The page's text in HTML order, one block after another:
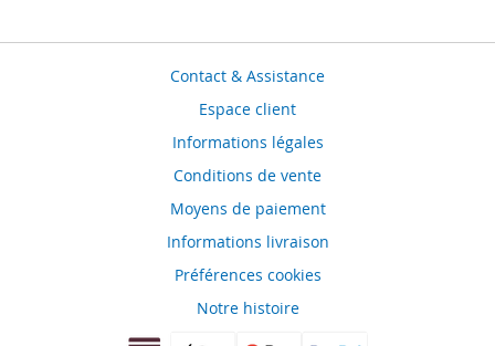
Contact & Assistance
Espace client
Informations légales
Conditions de vente
Moyens de paiement
Informations livraison
Préférences cookies
Notre histoire